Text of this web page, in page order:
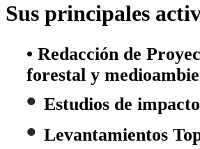
Sus principales
• Redacción de
forestal y
• Estudios de
• Levantamientos